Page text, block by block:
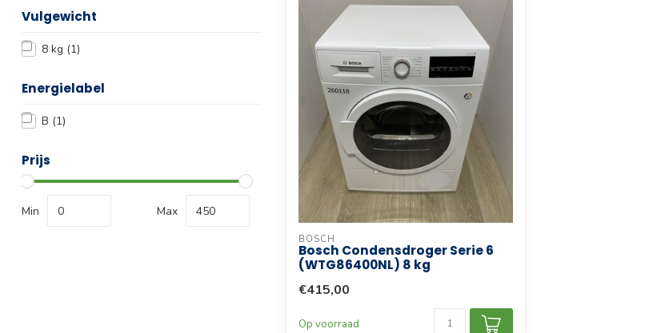
Vulgewicht
8 kg (1)
Energielabel
B (1)
Prijs
Min Max
BOSCH
Bosch Condensdroger Serie 6
(WTG86400NL) 8 kg
€415,00
Op voorraad